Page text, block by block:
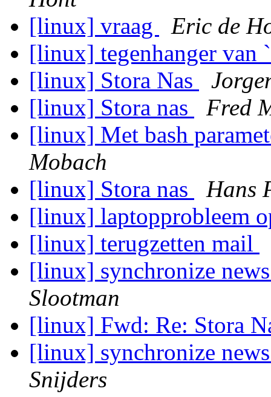
[linux] vraag
Eric de
[linux] tegenhanger van
[linux] Stora Nas
[linux] Stora nas
Fred
[linux] Met bash
Mobach
[linux] Stora nas
Hans
[linux] laptopprobleem
[linux] terugzetten mail
[linux] synchronize
Slootman
[linux] Fwd: Re: Stora
[linux] synchronize
Snijders